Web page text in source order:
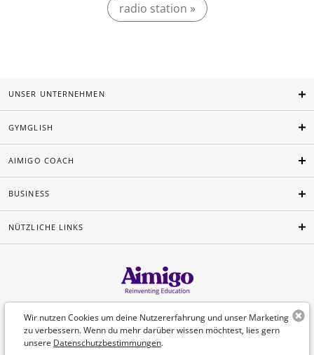
radio station »
Wir nutzen Cookies um deine Nutzererfahrung und unser Marketing
zu verbessern. Wenn du mehr darüber wissen möchtest, lies gern
unsere Datenschutzbestimmungen.
UNSER UNTERNEHMEN
GYMGLISH
AIMIGO COACH
BUSINESS
NÜTZLICHE LINKS
Deutsch
©Aimigo 2026